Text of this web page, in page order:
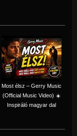
Most élsz – Gerry Music
(Official Music Video) ☀️
Inspiráló magyar dal